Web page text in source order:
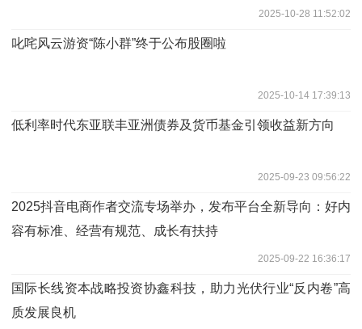
2025-10-28 11:52:02
叱咤风云游资“陈小群”终于公布股圈啦
2025-10-14 17:39:13
低利率时代东亚联丰亚洲债券及货币基金引领收益新方向
2025-09-23 09:56:22
2025抖音电商作者交流专场举办，发布平台全新导向：好内
容有标准、经营有规范、成长有扶持
2025-09-22 16:36:17
国际长线资本战略投资协鑫科技，助力光伏行业“反内卷”高
质发展良机